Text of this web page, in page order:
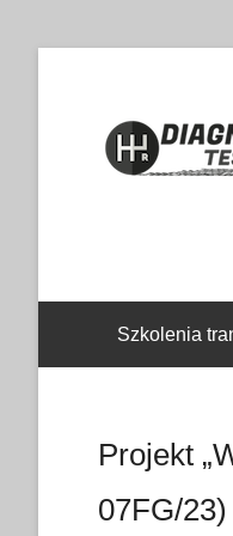
Szkolenia
Projekt
07FG/23)